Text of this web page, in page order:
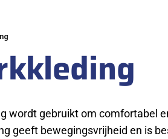
wordt gebruikt om comfortabel
geeft bewegingsvrijheid en is